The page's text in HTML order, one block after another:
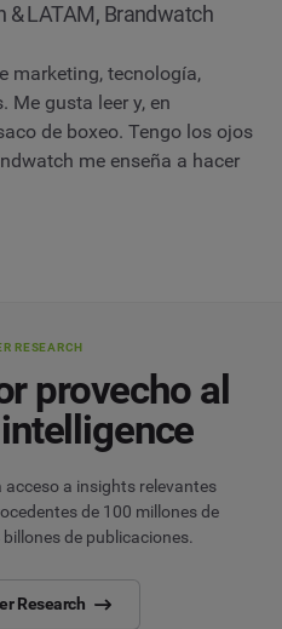
& LATAM, Brandwatch
marketing, tecnología,
Me gusta leer y, en
de boxeo. Tengo los ojos
me enseña a hacer
RESEARCH
provecho al
acceso a insights relevantes
de 100 millones de
de publicaciones.
Research